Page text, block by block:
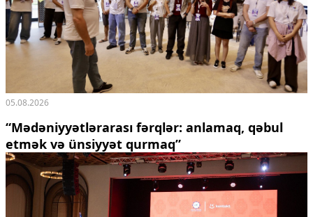
05.08.2026
“Mədəniyyətlərarası fərqlər: anlamaq, qəbul
etmək və ünsiyyət qurmaq”